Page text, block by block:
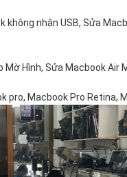
không nhận USB, Sửa
Mờ Hình, Sửa Macbook Air
pro, Macbook Pro Retina,